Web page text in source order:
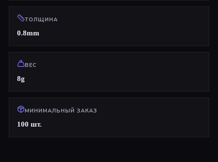
ТОЛЩИНА
0.8mm
ВЕС
8g
МИНИМАЛЬНЫЙ ЗАКАЗ
100 шт.